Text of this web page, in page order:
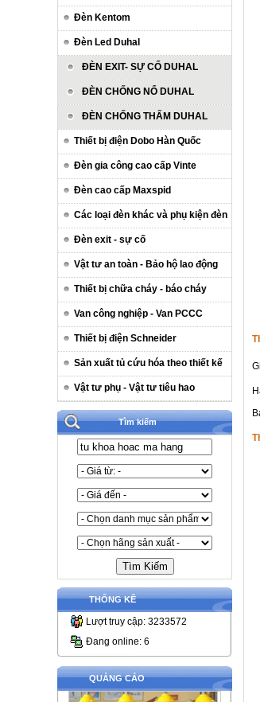
Đèn Kentom
Đèn Led Duhal
ĐÈN EXIT- SỰ CỐ DUHAL
ĐÈN CHỐNG NỔ DUHAL
ĐÈN CHỐNG THẤM DUHAL
Thiết bị điện Dobo Hàn Quốc
Đèn gia công cao cấp Vinte
Đèn cao cấp Maxspid
Các loại đèn khác và phụ kiện đèn
Đèn exit - sự cố
Vật tư an toàn - Bảo hộ lao động
Thiết bị chữa cháy - báo cháy
Van công nghiệp - Van PCCC
Thiết bị điện Schneider
Sản xuất tủ cứu hóa theo thiết kế
Vật tư phụ - Vật tư tiêu hao
Tìm kiếm
THỐNG KÊ
Lượt truy cập: 3233572
Đang online: 6
QUẢNG CÁO